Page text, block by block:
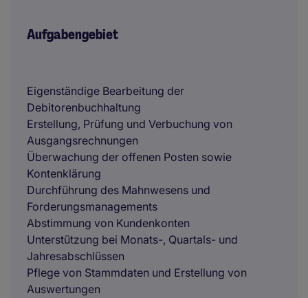
Aufgabengebiet
Eigenständige Bearbeitung der
Debitorenbuchhaltung
Erstellung, Prüfung und Verbuchung von
Ausgangsrechnungen
Überwachung der offenen Posten sowie
Kontenklärung
Durchführung des Mahnwesens und
Forderungsmanagements
Abstimmung von Kundenkonten
Unterstützung bei Monats-, Quartals- und
Jahresabschlüssen
Pflege von Stammdaten und Erstellung von
Auswertungen